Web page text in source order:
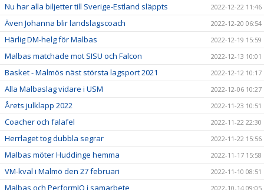
Nu har alla biljetter till Sverige-Estland släppts 2022-12-22 11:46
Även Johanna blir landslagscoach 2022-12-20 06:54
Härlig DM-helg för Malbas 2022-12-19 15:59
Malbas matchade mot SISU och Falcon 2022-12-13 10:01
Basket - Malmös näst största lagsport 2021 2022-12-12 10:17
Alla Malbaslag vidare i USM 2022-12-06 10:27
Årets julklapp 2022 2022-11-23 10:51
Coacher och falafel 2022-11-22 22:30
Herrlaget tog dubbla segrar 2022-11-22 15:56
Malbas möter Huddinge hemma 2022-11-17 15:58
VM-kval i Malmö den 27 februari 2022-11-10 08:51
Malbas och PerformIQ i samarbete 2022-10-14 09:05